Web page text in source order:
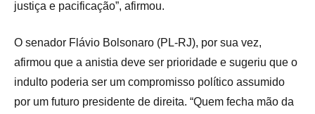
justiça e pacificação”, afirmou.
O senador Flávio Bolsonaro (PL-RJ), por sua vez,
afirmou que a anistia deve ser prioridade e sugeriu que o
indulto poderia ser um compromisso político assumido
por um futuro presidente de direita. “Quem fecha mão da